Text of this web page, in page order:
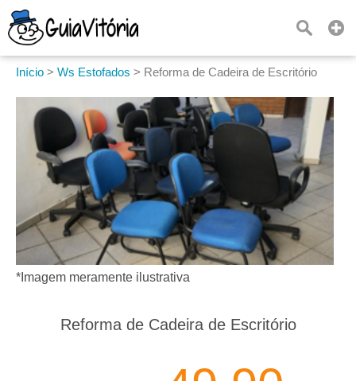
Início > Ws Estofados > Reforma de Cadeira de Escritório
*Imagem meramente ilustrativa
Reforma de Cadeira de Escritório